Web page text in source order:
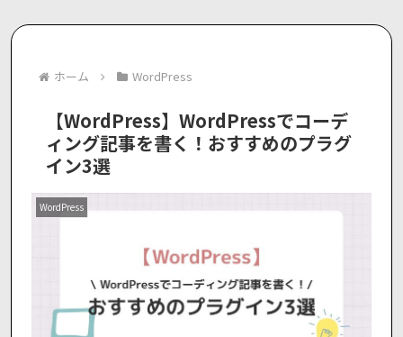
ホーム WordPress
【WordPress】WordPressでコーデ
ィング記事を書く！おすすめのプラグ
イン3選
WordPress